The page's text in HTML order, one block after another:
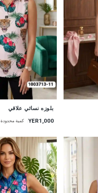
بلوزه نسائي علاقي
YER1,000 كمية محدودة